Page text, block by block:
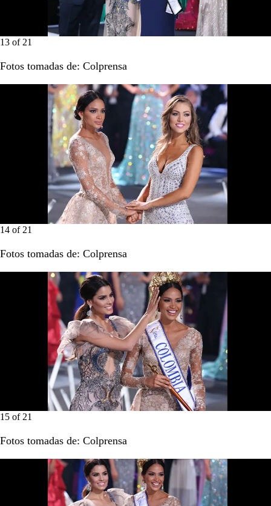
13 of 21
Fotos tomadas de: Colprensa
14 of 21
Fotos tomadas de: Colprensa
15 of 21
Fotos tomadas de: Colprensa